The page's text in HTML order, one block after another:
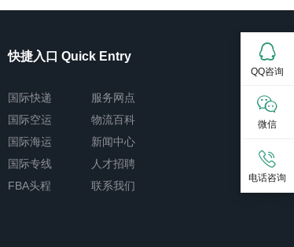
快捷入口 Quick Entry
国际快递
国际空运
国际海运
国际专线
FBA头程
服务网点
物流百科
新闻中心
人才招聘
联系我们
QQ咨询
微信
电话咨询